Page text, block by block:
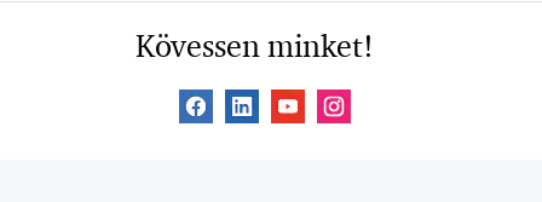
Kövessen minket!